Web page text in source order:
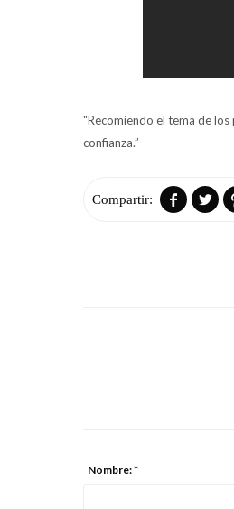
"Recomiendo el tema de
confianza.”
 
Nombre: *